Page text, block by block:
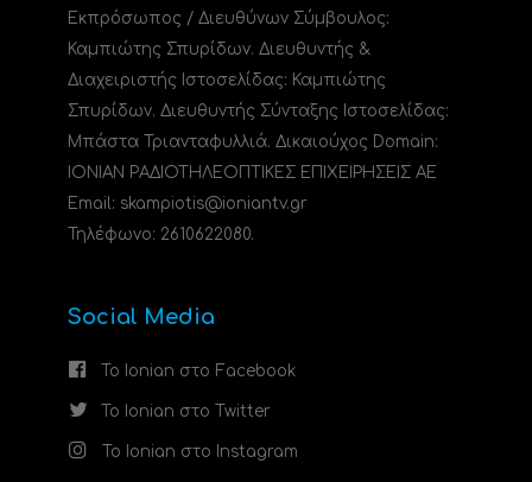
Εκπρόσωπος / Διευθύνων Σύμβουλος:
Καμπιώτης Σπυρίδων. Διευθυντής &
Διαχειριστής Ιστοσελίδας: Καμπιώτης
Σπυρίδων. Διευθυντής Σύνταξης Ιστοσελίδας:
Μπάστα Τριανταφυλλιά. Δικαιούχος Domain:
ΙΟΝΙΑΝ ΡΑΔΙΟΤΗΛΕΟΠΤΙΚΕΣ ΕΠΙΧΕΙΡΗΣΕΙΣ ΑΕ
Email: skampiotis@ioniantv.gr
Τηλέφωνο: 2610622080.
Social Media
Το Ionian στο Facebook
Το Ionian στο Twitter
Το Ionian στο Instagram